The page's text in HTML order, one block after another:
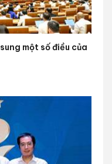
một số điều của